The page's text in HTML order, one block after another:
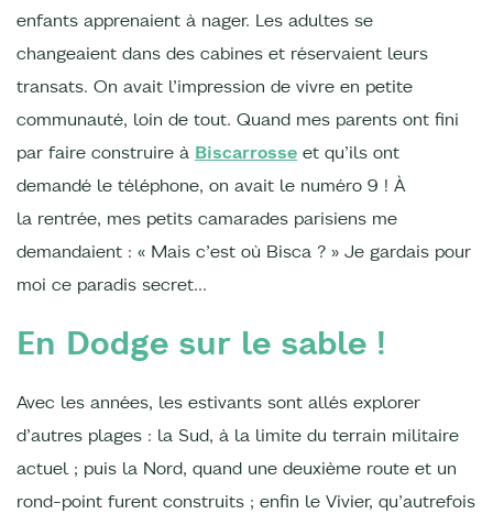
enfants apprenaient à nager. Les adultes se
changeaient dans des cabines et réservaient leurs
transats. On avait l’impression de vivre en petite
communauté, loin de tout. Quand mes parents ont fini
par faire construire à Biscarrosse et qu’ils ont
demandé le téléphone, on avait le numéro 9 ! À
la rentrée, mes petits camarades parisiens me
demandaient : « Mais c’est où Bisca ? » Je gardais pour
moi ce paradis secret...
En Dodge sur le sable !
Avec les années, les estivants sont allés explorer
d’autres plages : la Sud, à la limite du terrain militaire
actuel ; puis la Nord, quand une deuxième route et un
rond-point furent construits ; enfin le Vivier, qu’autrefois